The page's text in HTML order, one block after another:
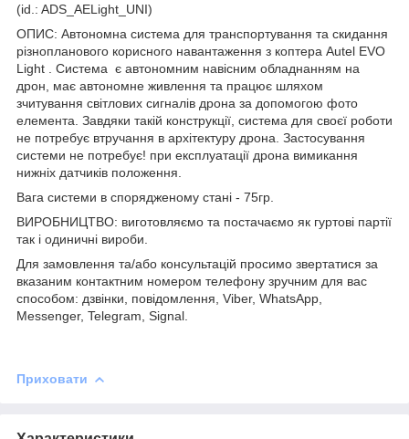
(id.: ADS_AELight_UNI)
ОПИС: Автономна система для транспортування та скидання
різнопланового корисного навантаження з коптера Autel EVO
Light . Система є автономним навісним обладнанням на
дрон, має автономне живлення та працює шляхом
зчитування світлових сигналів дрона за допомогою фото
елемента. Завдяки такій конструкції, система для своєї роботи
не потребує втручання в архітектуру дрона. Застосування
системи не потребує! при експлуатації дрона вимикання
нижніх датчиків положення.
Вага системи в спорядженому стані - 75гр.
ВИРОБНИЦТВО: виготовляємо та постачаємо як гуртові партії
так і одиничні вироби.
Для замовлення та/або консультацій просимо звертатися за
вказаним контактним номером телефону зручним для вас
способом: дзвінки, повідомлення, Viber, WhatsApp,
Messenger, Telegram, Signal.
Приховати